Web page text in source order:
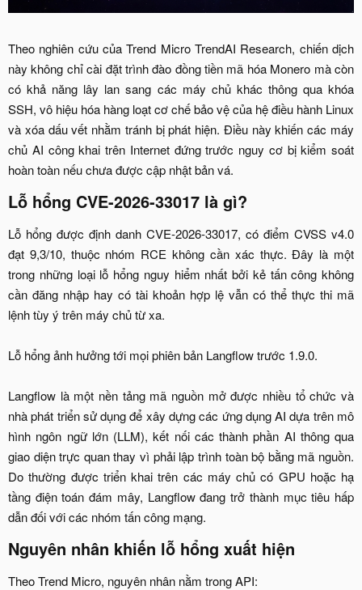
Theo nghiên cứu của Trend Micro TrendAI Research, chiến dịch
này không chỉ cài đặt trình đào đồng tiền mã hóa Monero mà còn
có khả năng lây lan sang các máy chủ khác thông qua khóa
SSH, vô hiệu hóa hàng loạt cơ chế bảo vệ của hệ điều hành Linux
và xóa dấu vết nhằm tránh bị phát hiện. Điều này khiến các máy
chủ AI công khai trên Internet đứng trước nguy cơ bị kiểm soát
hoàn toàn nếu chưa được cập nhật bản vá.​
Lỗ hổng CVE-2026-33017 là gì?​
Lỗ hổng được định danh CVE-2026-33017, có điểm CVSS v4.0
đạt 9,3/10, thuộc nhóm RCE không cần xác thực. Đây là một
trong những loại lỗ hổng nguy hiểm nhất bởi kẻ tấn công không
cần đăng nhập hay có tài khoản hợp lệ vẫn có thể thực thi mã
lệnh tùy ý trên máy chủ từ xa.
Lỗ hổng ảnh hưởng tới mọi phiên bản Langflow trước 1.9.0.
Langflow là một nền tảng mã nguồn mở được nhiều tổ chức và
nhà phát triển sử dụng để xây dựng các ứng dụng AI dựa trên mô
hình ngôn ngữ lớn (LLM), kết nối các thành phần AI thông qua
giao diện trực quan thay vì phải lập trình toàn bộ bằng mã nguồn.
Do thường được triển khai trên các máy chủ có GPU hoặc hạ
tầng điện toán đám mây, Langflow đang trở thành mục tiêu hấp
dẫn đối với các nhóm tấn công mạng.​
Nguyên nhân khiến lỗ hổng xuất hiện​
Theo Trend Micro, nguyên nhân nằm trong API:​